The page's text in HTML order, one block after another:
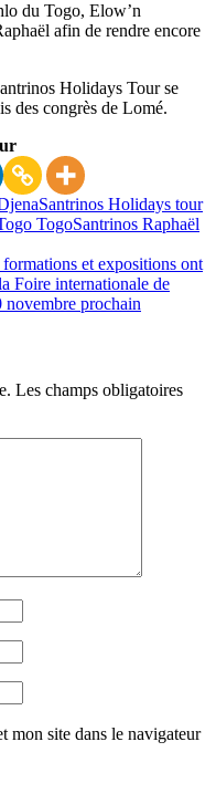
du Togo, Elow’n
afin de rendre encore
Holidays Tour se
des congrès de Lomé.
Santrinos Holidays tour
TogoSantrinos Raphaël
et expositions ont
Foire internationale de
novembre prochain
Les champs obligatoires
mon site dans le navigateur